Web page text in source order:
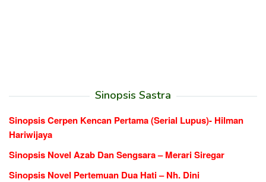
Sinopsis Sastra
Sinopsis Cerpen Kencan Pertama (Serial Lupus)- Hilman
Hariwijaya
Sinopsis Novel Azab Dan Sengsara – Merari Siregar
Sinopsis Novel Pertemuan Dua Hati – Nh. Dini